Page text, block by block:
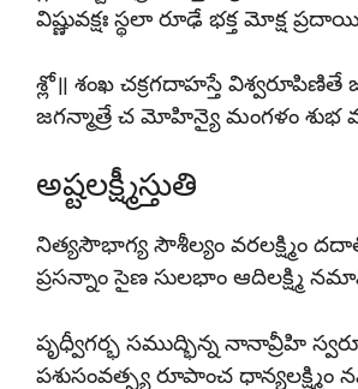
విష్ణువక్షః స్థలా రూఢే భక్త మోక్ష
శ్లో॥ శంఖ చక్రగదాహస్తే విశ్వరూపిణితే
జగన్మాత్రే చ మోహిన్యై మంగళం శుభ
అష్టలక్ష్మీస్తుతి
నిత్యసౌభాగ్య సౌశీల్యం వరలక్ష్మిం
ప్రసన్నాం సైణ సులభాం ఆదిలక్ష్మి
పృధ్వీగర్భ సముద్భిన్న నానావ్రీహి
పశుసంవత్స్య రూపాంచ